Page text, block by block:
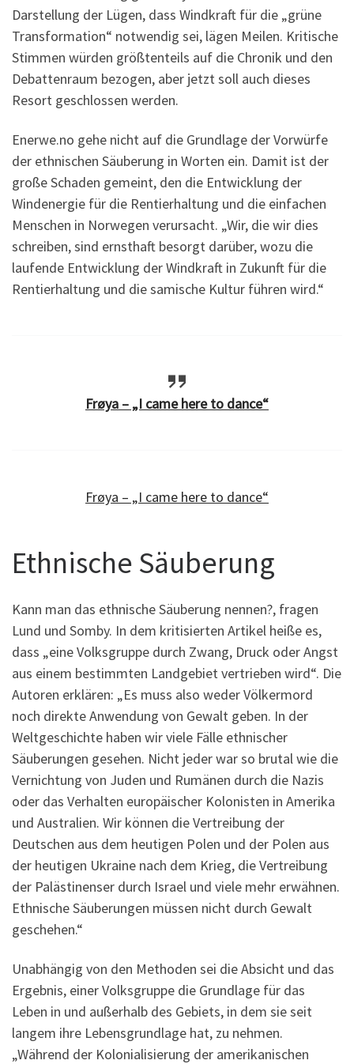
Darstellung der Lügen, dass Windkraft für die „grüne
Transformation“ notwendig sei, lägen Meilen. Kritische
Stimmen würden größtenteils auf die Chronik und den
Debattenraum bezogen, aber jetzt soll auch dieses
Resort geschlossen werden.
Enerwe.no gehe nicht auf die Grundlage der Vorwürfe
der ethnischen Säuberung in Worten ein. Damit ist der
große Schaden gemeint, den die Entwicklung der
Windenergie für die Rentierhaltung und die einfachen
Menschen in Norwegen verursacht. „Wir, die wir dies
schreiben, sind ernsthaft besorgt darüber, wozu die
laufende Entwicklung der Windkraft in Zukunft für die
Rentierhaltung und die samische Kultur führen wird.“
Frøya – „I came here to dance“
Frøya – „I came here to dance“
Ethnische Säuberung
Kann man das ethnische Säuberung nennen?, fragen
Lund und Somby. In dem kritisierten Artikel heiße es,
dass „eine Volksgruppe durch Zwang, Druck oder Angst
aus einem bestimmten Landgebiet vertrieben wird“. Die
Autoren erklären: „Es muss also weder Völkermord
noch direkte Anwendung von Gewalt geben. In der
Weltgeschichte haben wir viele Fälle ethnischer
Säuberungen gesehen. Nicht jeder war so brutal wie die
Vernichtung von Juden und Rumänen durch die Nazis
oder das Verhalten europäischer Kolonisten in Amerika
und Australien. Wir können die Vertreibung der
Deutschen aus dem heutigen Polen und der Polen aus
der heutigen Ukraine nach dem Krieg, die Vertreibung
der Palästinenser durch Israel und viele mehr erwähnen.
Ethnische Säuberungen müssen nicht durch Gewalt
geschehen.“
Unabhängig von den Methoden sei die Absicht und das
Ergebnis, einer Volksgruppe die Grundlage für das
Leben in und außerhalb des Gebiets, in dem sie seit
langem ihre Lebensgrundlage hat, zu nehmen.
„Während der Kolonialisierung der amerikanischen